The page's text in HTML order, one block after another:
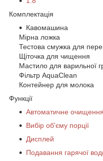
Комплектація
Кавомашина
Мірна ложка
Тестова смужка для
Щіточка для чищення
Мастило для варильної
Фільтр AquaClean
Контейнер для молока
Функції
Автоматичне
Вибір об'єму порції
Дисплей
Подавання гарячої